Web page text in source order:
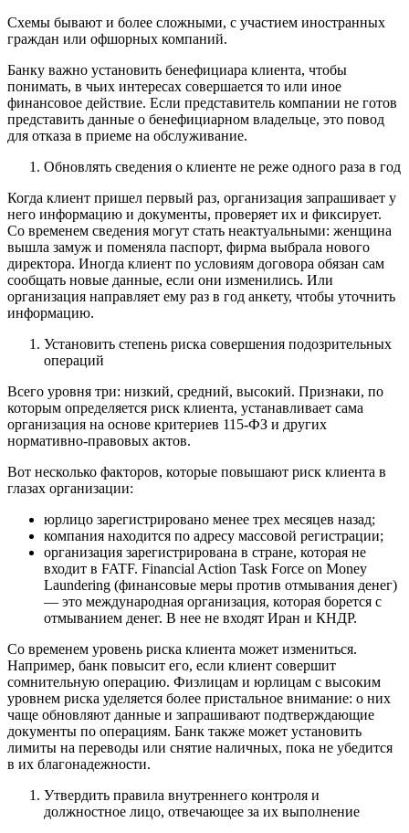
Схемы бывают и более сложными, с участием иностранных
граждан или офшорных компаний.
Банку важно установить бенефициара клиента, чтобы
понимать, в чьих интересах совершается то или иное
финансовое действие. Если представитель компании не готов
представить данные о бенефициарном владельце, это повод
для отказа в приеме на обслуживание.
Обновлять сведения о клиенте не реже одного раза в год
Когда клиент пришел первый раз, организация запрашивает у
него информацию и документы, проверяет их и фиксирует.
Со временем сведения могут стать неактуальными: женщина
вышла замуж и поменяла паспорт, фирма выбрала нового
директора. Иногда клиент по условиям договора обязан сам
сообщать новые данные, если они изменились. Или
организация направляет ему раз в год анкету, чтобы уточнить
информацию.
Установить степень риска совершения подозрительных
операций
Всего уровня три: низкий, средний, высокий. Признаки, по
которым определяется риск клиента, устанавливает сама
организация на основе критериев 115-ФЗ и других
нормативно-правовых актов.
Вот несколько факторов, которые повышают риск клиента в
глазах организации:
юрлицо зарегистрировано менее трех месяцев назад;
компания находится по адресу массовой регистрации;
организация зарегистрирована в стране, которая не
входит в FATF. Financial Action Task Force on Money
Laundering (финансовые меры против отмывания денег)
— это международная организация, которая борется с
отмыванием денег. В нее не входят Иран и КНДР.
Со временем уровень риска клиента может измениться.
Например, банк повысит его, если клиент совершит
сомнительную операцию. Физлицам и юрлицам с высоким
уровнем риска уделяется более пристальное внимание: о них
чаще обновляют данные и запрашивают подтверждающие
документы по операциям. Банк также может установить
лимиты на переводы или снятие наличных, пока не убедится
в их благонадежности.
Утвердить правила внутреннего контроля и
должностное лицо, отвечающее за их выполнение